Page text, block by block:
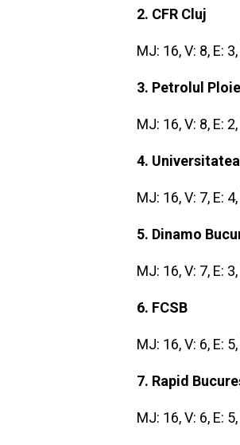
2. CFR Cluj
MJ: 16, V: 8, E:
3. Petrolul
MJ: 16, V: 8, E:
4.
MJ: 16, V: 7, E:
5. Dinamo
MJ: 16, V: 7, E:
6. FCSB
MJ: 16, V: 6, E:
7. Rapid
MJ: 16, V: 6, E: